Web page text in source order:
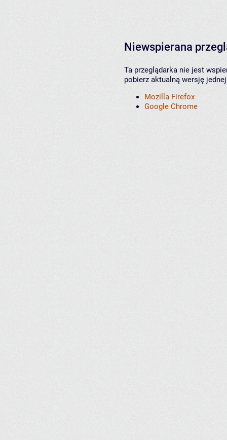
Niewspierana
Ta przeglądarka nie jest
pobierz aktualną wersję
Mozilla Firefox
Google Chrome